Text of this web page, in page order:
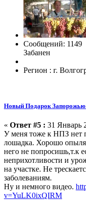
Сообщений: 1149
Забанен
Регион : г.
Новый Подарок Запорожью
« Ответ #5 : 31 Январь
У меня тоже к НПЗ нет
лошадка. Хорошо
него не попросишь,т.к
неприхотливости и
на участке. Не
заболеваниям.
Ну и немного видео.
v=YuLK0ixQIRM